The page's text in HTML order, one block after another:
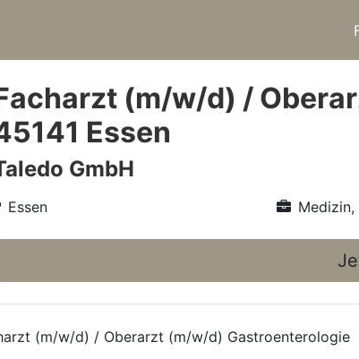
(m/w/d) /
Essen
GmbH
Essen Medizin,
(m/w/d) / Oberarzt (m/w/d) Gastroenterologie